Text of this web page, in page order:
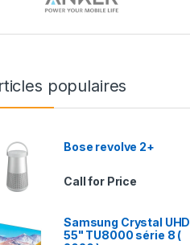
populaires
Bose revolve 2+
Call for Price
Samsung Crystal UHD
55" TU8000 série 8 (